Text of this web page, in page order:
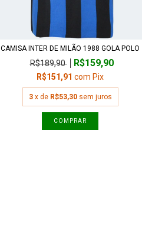
CAMISA INTER DE MILÃO 1988 GOLA POLO
R$189,90 R$159,90
R$151,91 com Pix
3 x de R$53,30 sem juros
COMPRAR